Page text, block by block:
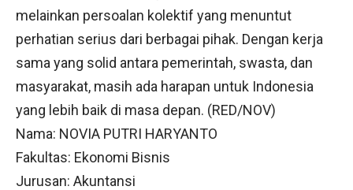
melainkan persoalan kolektif yang menuntut
perhatian serius dari berbagai pihak. Dengan kerja
sama yang solid antara pemerintah, swasta, dan
masyarakat, masih ada harapan untuk Indonesia
yang lebih baik di masa depan. (RED/NOV)
Nama: NOVIA PUTRI HARYANTO
Fakultas: Ekonomi Bisnis
Jurusan: Akuntansi